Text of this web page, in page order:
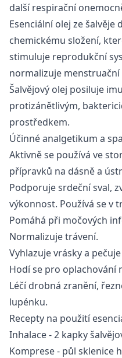
další respirační
Esenciální olej ze šalvěje
chemickému složení,
stimuluje reprodukční
normalizuje menstruační
Šalvějový olej posiluje
protizánětlivým,
prostředkem.
Účinné analgetikum a
Aktivně se používá ve
přípravků na dásně a
Podporuje srdeční sval,
výkonnost. Používá se v
Pomáhá při močových
Normalizuje trávení.
Vyhlazuje vrásky a
Hodí se pro oplachování
Léčí drobná zranění,
lupénku.
Recepty na použití
Inhalace - 2 kapky
Komprese - půl sklenice